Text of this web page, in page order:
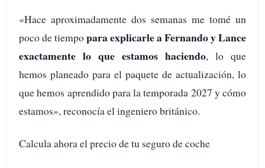
«Hace aproximadamente dos semanas me tomé un
poco de tiempopara explicarle a Fernando y Lance
exactamente lo que estamos haciendo, lo que
hemos planeado para el paquete de actualización, lo
que hemos aprendido para la temporada 2027 y cómo
estamos», reconocía el ingeniero británico.
Calcula ahora el precio de tu seguro de coche